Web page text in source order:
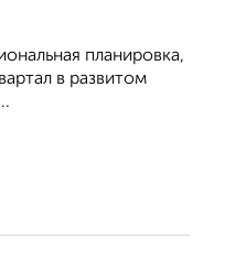
планировка,
в развитом